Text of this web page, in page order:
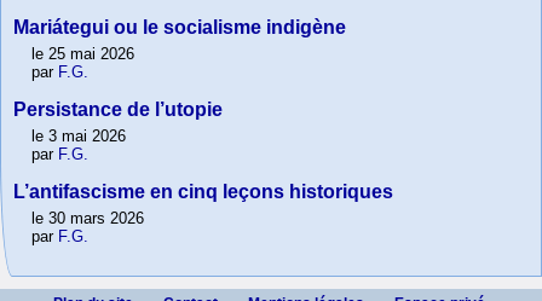
Mariátegui ou le socialisme indigène
le 25 mai 2026
par F.G.
Persistance de l’utopie
le 3 mai 2026
par F.G.
L’antifascisme en cinq leçons historiques
le 30 mars 2026
par F.G.